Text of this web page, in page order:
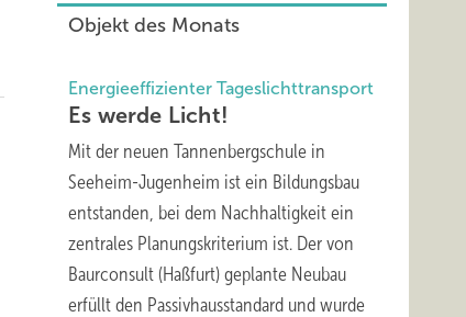
Objekt des Monats
Energieeffizienter Tageslichttransport
Es werde Licht!
Mit der neuen Tannenbergschule in
Seeheim-Jugenheim ist ein Bildungsbau
entstanden, bei dem Nachhaltigkeit ein
zentrales Planungskriterium ist. Der von
Baurconsult (Haßfurt) geplante Neubau
erfüllt den Passivhausstandard und wurde